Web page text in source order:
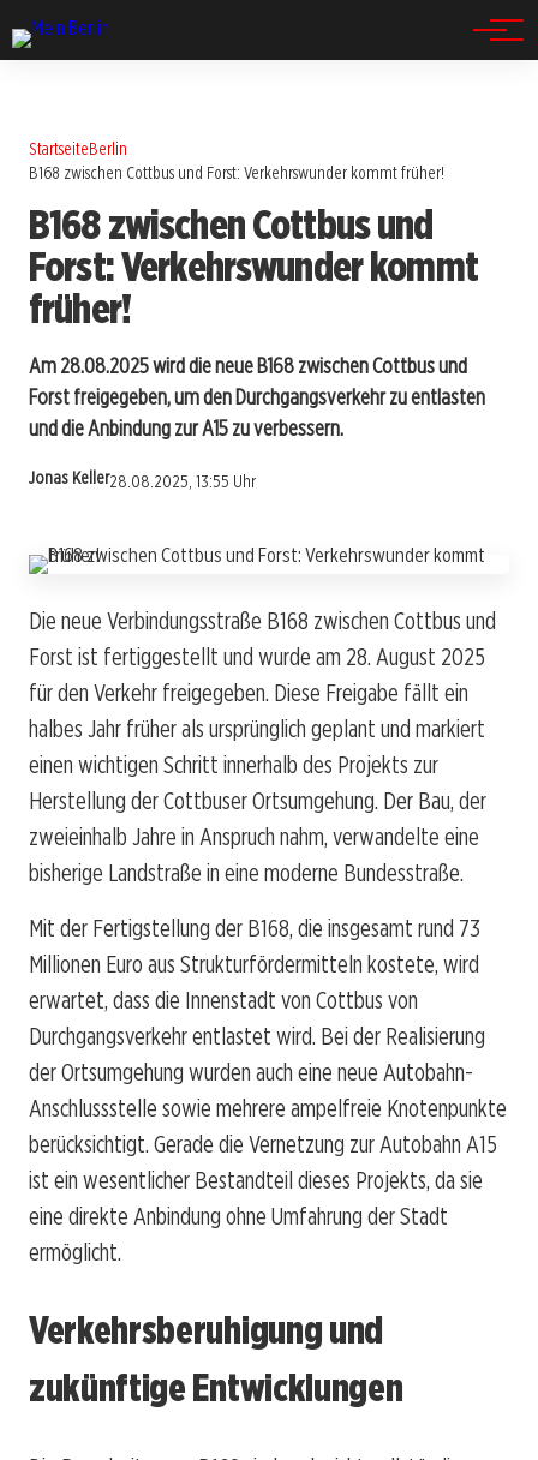
StartseiteBerlin
B168 zwischen Cottbus und Forst: Verkehrswunder kommt früher!
B168 zwischen Cottbus und
Forst: Verkehrswunder kommt
früher!
Am 28.08.2025 wird die neue B168 zwischen Cottbus und
Forst freigegeben, um den Durchgangsverkehr zu entlasten
und die Anbindung zur A15 zu verbessern.
Jonas Keller28.08.2025, 13:55 Uhr
Die neue Verbindungsstraße B168 zwischen Cottbus und
Forst ist fertiggestellt und wurde am 28. August 2025
für den Verkehr freigegeben. Diese Freigabe fällt ein
halbes Jahr früher als ursprünglich geplant und markiert
einen wichtigen Schritt innerhalb des Projekts zur
Herstellung der Cottbuser Ortsumgehung. Der Bau, der
zweieinhalb Jahre in Anspruch nahm, verwandelte eine
bisherige Landstraße in eine moderne Bundesstraße.
Mit der Fertigstellung der B168, die insgesamt rund 73
Millionen Euro aus Strukturfördermitteln kostete, wird
erwartet, dass die Innenstadt von Cottbus von
Durchgangsverkehr entlastet wird. Bei der Realisierung
der Ortsumgehung wurden auch eine neue Autobahn-
Anschlussstelle sowie mehrere ampelfreie Knotenpunkte
berücksichtigt. Gerade die Vernetzung zur Autobahn A15
ist ein wesentlicher Bestandteil dieses Projekts, da sie
eine direkte Anbindung ohne Umfahrung der Stadt
ermöglicht.
Verkehrsberuhigung und
zukünftige Entwicklungen